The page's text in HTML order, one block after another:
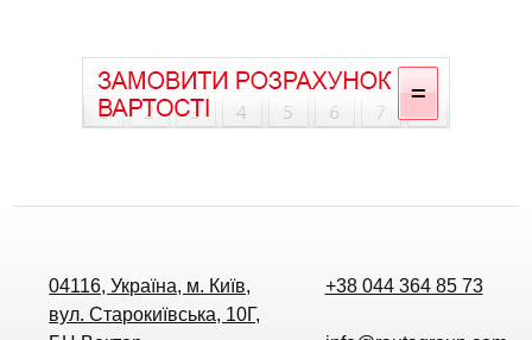
04116, Україна, м. Київ,
вул. Старокиївська, 10Г,
+38 044 364 85 73